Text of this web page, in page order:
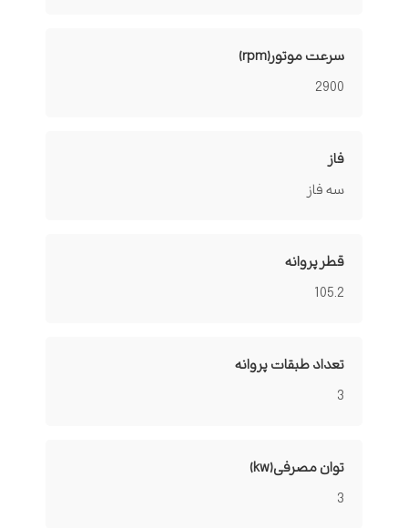
سرعت موتور(rpm)
2900
فاز
سه فاز
قطر پروانه
105.2
تعداد طبقات پروانه
3
توان مصرفی(kw)
3